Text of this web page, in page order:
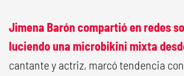
Jimena Barón compartió en redes
luciendo una microbikini mixta
cantante y actriz, marcó tendencia